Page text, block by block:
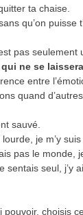
ta chaise.
qu’on puisse
pas seulement
ne se
entre
quand
sauvé.
je m’y suis
pas le monde,
sentais seul, j’y
pouvoir, choisis